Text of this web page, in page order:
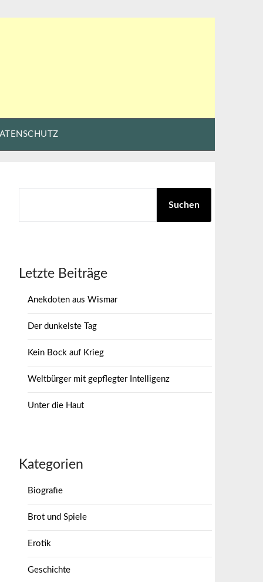
Suchen
Letzte Beiträge
Anekdoten aus Wismar
Der dunkelste Tag
Kein Bock auf Krieg
Weltbürger mit gepflegter Intelligenz
Unter die Haut
Kategorien
Biografie
Brot und Spiele
Erotik
Geschichte